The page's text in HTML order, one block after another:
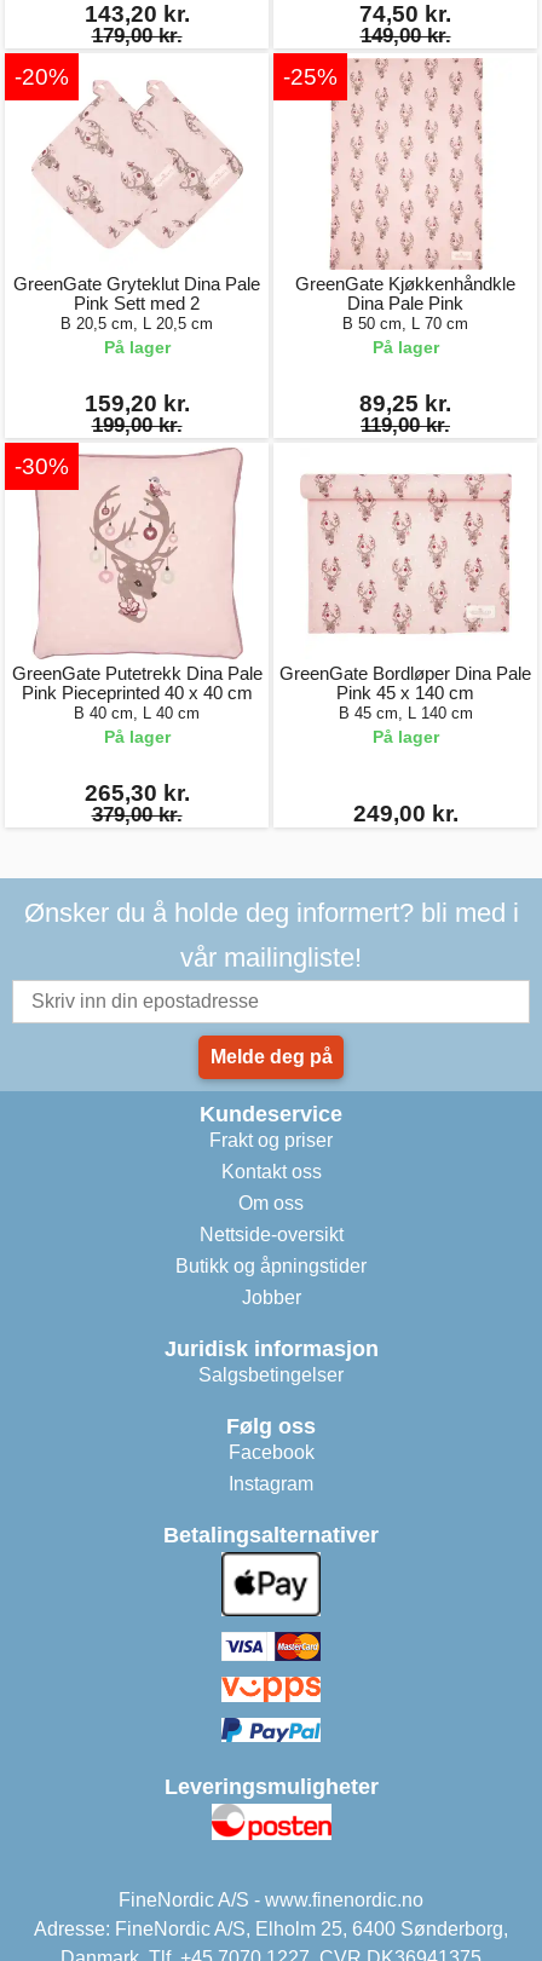
143,20 kr.
179,00 kr.
74,50 kr.
149,00 kr.
-20%
GreenGate Gryteklut Dina Pale
Pink Sett med 2
B 20,5 cm, L 20,5 cm
På lager
159,20 kr.
199,00 kr.
-25%
GreenGate Kjøkkenhåndkle
Dina Pale Pink
B 50 cm, L 70 cm
På lager
89,25 kr.
119,00 kr.
-30%
GreenGate Putetrekk Dina Pale
Pink Pieceprinted 40 x 40 cm
B 40 cm, L 40 cm
På lager
265,30 kr.
379,00 kr.
GreenGate Bordløper Dina Pale
Pink 45 x 140 cm
B 45 cm, L 140 cm
På lager
249,00 kr.
Ønsker du å holde deg informert? bli med i
vår mailingliste!
Melde deg på
Kundeservice
Frakt og priser
Kontakt oss
Om oss
Nettside-oversikt
Butikk og åpningstider
Jobber
Juridisk informasjon
Salgsbetingelser
Følg oss
Facebook
Instagram
Betalingsalternativer
Leveringsmuligheter
FineNordic A/S - www.finenordic.no
Adresse: FineNordic A/S, Elholm 25, 6400 Sønderborg,